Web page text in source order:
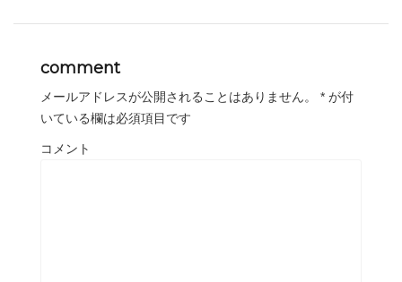
comment
メールアドレスが公開されることはありません。 * が付
いている欄は必須項目です
コメント